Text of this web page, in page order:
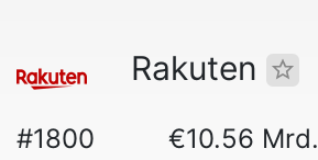
Rakuten
#1800 €10.56 Mrd.